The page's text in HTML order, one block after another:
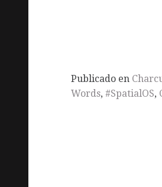
Publicado en
Words, #SpatialOS,